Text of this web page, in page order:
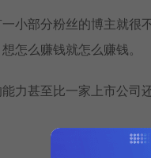
小部分粉丝的博主就
怎么赚钱就怎么赚钱。
力甚至比一家上市公司还